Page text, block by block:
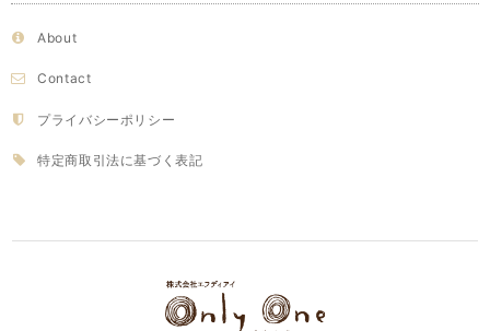
About
Contact
プライバシーポリシー
特定商取引法に基づく表記